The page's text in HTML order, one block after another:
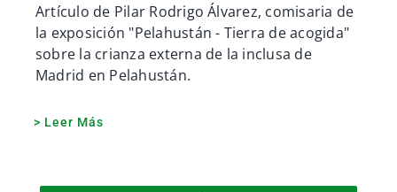
Artículo de Pilar Rodrigo Álvarez, comisaria de
la exposición "Pelahustán - Tierra de acogida"
sobre la crianza externa de la inclusa de
Madrid en Pelahustán.
> Leer Más